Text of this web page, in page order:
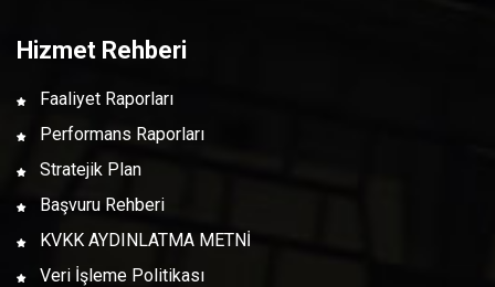
Hizmet Rehberi
Faaliyet Raporları
Performans Raporları
Stratejik Plan
Başvuru Rehberi
KVKK AYDINLATMA METNİ
Veri İşleme Politikası